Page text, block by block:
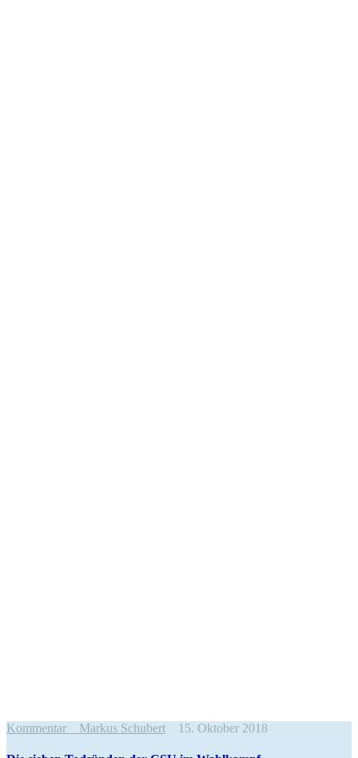
Kommentar Markus Schubert 15. Oktober 2018